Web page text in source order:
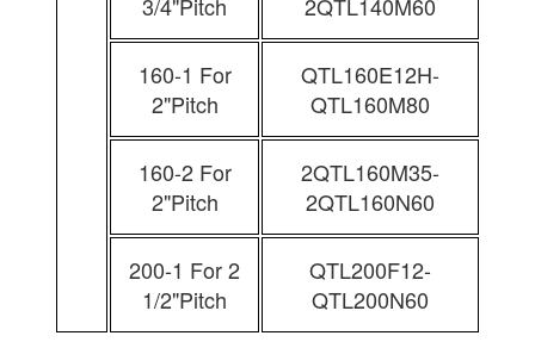
3/4"Pitch
2QTL140M60
160-1 For
2"Pitch
QTL160E12H-
QTL160M80
160-2 For
2"Pitch
2QTL160M35-
2QTL160N60
200-1 For 2
1/2"Pitch
QTL200F12-
QTL200N60